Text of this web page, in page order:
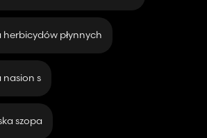
herbicydów płynnych
nasion s
szopa